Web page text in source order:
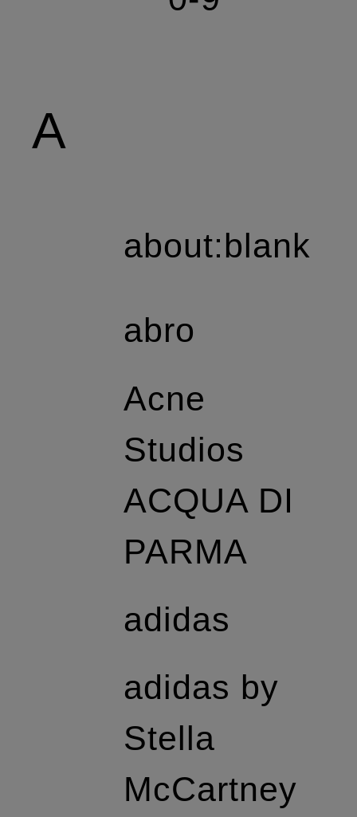
A
about:blank
abro
Acne
Studios
ACQUA DI
PARMA
adidas
adidas by
Stella
McCartney